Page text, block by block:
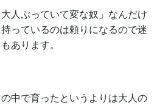
人ぶっていて変な奴」なんだけ
っているのは頼りになるので迷
あります。
中で育ったというよりは大人の